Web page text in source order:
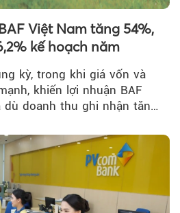
Việt Nam tăng 54%,
kế hoạch năm
kỳ, trong khi giá vốn và
khiến lợi nhuận BAF
doanh thu ghi nhận tăng